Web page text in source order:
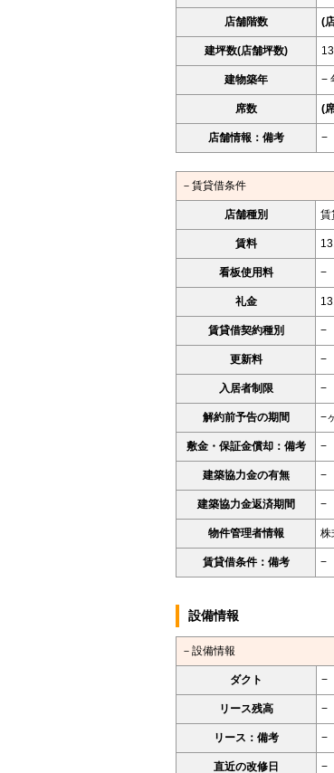
店舗階数 (
建坪数(店舗坪数)
建物築年 −
席数 (
店舗情報：備考 −
－賃貸借条件
店舗種別 賃
賃料 13.
看板使用料 −
礼金 13.
賃貸借契約種別 −
更新料 −
入居者制限 −
解約前予告の期間 −
敷金・保証金償却：備考 −
建築協力金の有無 −
建築協力金返済期間 −
物件管理者情報 株
賃貸借条件：備考 −
設備情報
－設備情報
ダクト −
リース残高 −
リース：備考 −
直近の改修日 −